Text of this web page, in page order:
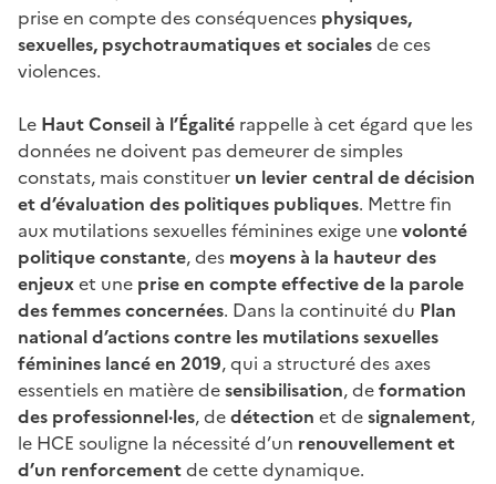
prise en compte des conséquences physiques,
sexuelles, psychotraumatiques et socialesde ces
violences.
Le Haut Conseil à l’Égalité rappelle à cet égard que les
données ne doivent pas demeurer de simples
constats, mais constituer un levier central de décision
et d’évaluation des politiques publiques. Mettre fin
aux mutilations sexuelles féminines exige unevolonté
politique constante, des moyens à la hauteur des
enjeuxet une prise en compte effective de la parole
des femmes concernées. Dans la continuité du Plan
national d’actions contre les mutilations sexuelles
féminines lancé en 2019, qui a structuré des axes
essentiels en matière desensibilisation, deformation
des professionnel·les, dedétection et designalement,
le HCE souligne la nécessité d’un renouvellement et
d’un renforcementde cette dynamique.